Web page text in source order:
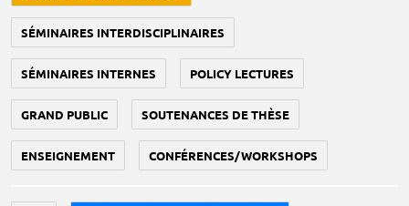
SÉMINAIRES INTERDISCIPLINAIRES
SÉMINAIRES INTERNES POLICY LECTURES
GRAND PUBLIC SOUTENANCES DE THÈSE
ENSEIGNEMENT CONFÉRENCES/WORKSHOPS